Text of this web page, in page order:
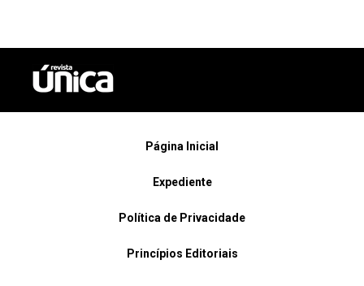
Página Inicial
Expediente
Política de Privacidade
Princípios Editoriais